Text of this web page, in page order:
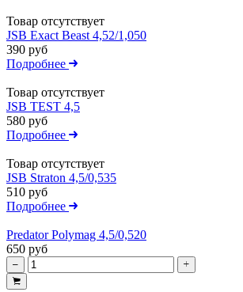
Товар отсутствует
JSB Exact Beast 4,52/1,050
390 руб
Подробнее
Товар отсутствует
JSB TEST 4,5
580 руб
Подробнее
Товар отсутствует
JSB Straton 4,5/0,535
510 руб
Подробнее
Predator Polymag 4,5/0,520
650 руб